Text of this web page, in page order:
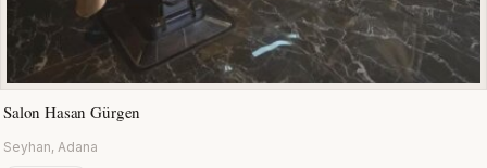
Salon Hasan Gürgen
Seyhan, Adana